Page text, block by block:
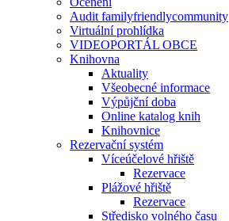
Audit familyfriendlycommunity
Virtuální prohlídka
VIDEOPORTÁL OBCE
Knihovna
Aktuality
Všeobecné informace
Výpůjční doba
Online katalog knih
Knihovnice
Rezervační systém
Víceúčelové hřiště
Rezervace
Plážové hřiště
Rezervace
Středisko volného času